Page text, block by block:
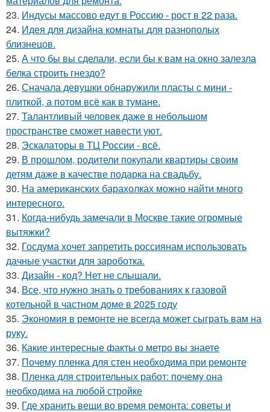
23. Индусы массово едут в Россию - рост в 22 раза.
24. Идея для дизайна комнаты для разнополых
близнецов.
25. А что бы вы сделали, если бы к вам на окно залезла
белка строить гнездо?
26. Сначала девушки обнаружили пласты с мини -
плиткой, а потом всё как в тумане.
27. Талантливый человек даже в небольшом
пространстве сможет навести уют.
28. Эскалаторы в ТЦ России - всё.
29. В прошлом, родители покупали квартиры своим
детям даже в качестве подарка на свадьбу.
30. На американских барахолках можно найти много
интересного.
31. Когда-нибудь замечали в Москве такие огромные
вытяжки?
32. Госдума хочет запретить россиянам использовать
дачные участки для зароботка.
33. Дизайн - код? Нет не слышали.
34. Все, что нужно знать о требованиях к газовой
котельной в частном доме в 2025 году
35. Экономия в ремонте не всегда может сыграть вам на
руку.
36. Какие интересные факты о метро вы знаете
37. Почему пленка для стен необходима при ремонте
38. Пленка для строительных работ: почему она
необходима на любой стройке
39. Где хранить вещи во время ремонта: советы и